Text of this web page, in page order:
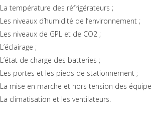
La température des réfrigérateurs ;
Les niveaux d’humidité de l’environnement ;
Les niveaux de GPL et de CO2 ;
L’éclairage ;
L’état de charge des batteries ;
Les portes et les pieds de stationnement ;
La mise en marche et hors tension des
La climatisation et les ventilateurs.